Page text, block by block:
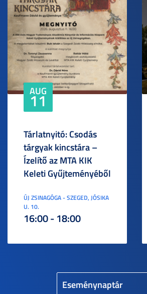
Eseménynaptár
AUG
11
Tárlatnyitó: Csodás
tárgyak kincstára –
Ízelítő az MTA KIK
Keleti Gyűjteményéből
ÚJ ZSINAGÓGA - SZEGED, JÓSIKA
U. 10.
16:00 - 18:00